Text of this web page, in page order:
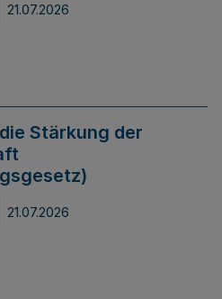
21.07.2026
Stärkung der
21.07.2026